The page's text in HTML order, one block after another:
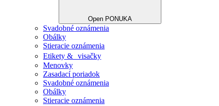
Open PONUKA
Svadobné oznámenia
Obálky
Stieracie oznámenia
Etikety & visačky
Menovky
Zasadací poriadok
Svadobné oznámenia
Obálky
Stieracie oznámenia